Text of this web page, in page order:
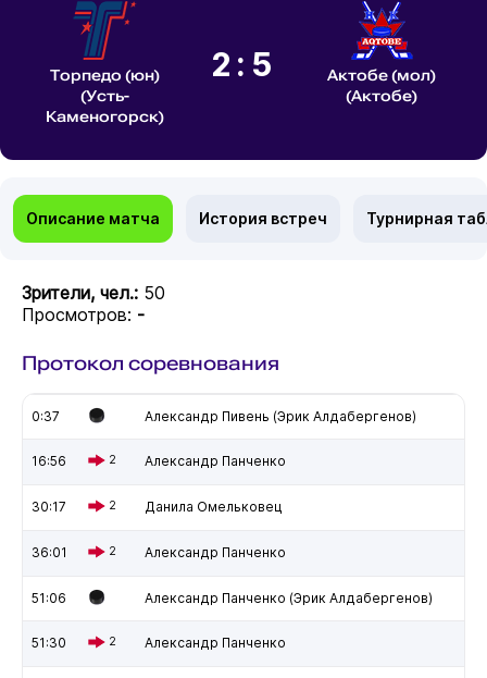
Торпедо (юн)
(Усть-
Каменогорск)
2:5
Актобе (мол)
(Актобе)
Описание матча История встреч Турнирная
Зрители, чел.: 50
Просмотров: -
Протокол соревнования
0:37 Александр Пивень (Эрик Алдабергенов)
16:56 2 Александр Панченко
30:17 2 Данила Омельковец
36:01 2 Александр Панченко
51:06 Александр Панченко (Эрик Алдабергенов)
51:30 2 Александр Панченко